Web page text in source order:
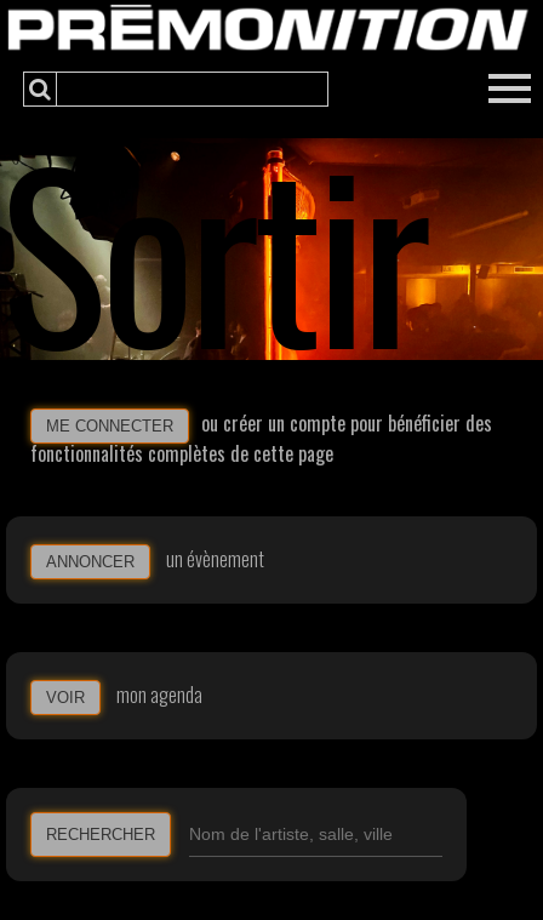
Sortir
ME CONNECTER
ou créer un compte pour bénéficier des
fonctionnalités complètes de cette page
ANNONCER un évènement
VOIR mon agenda
RECHERCHER